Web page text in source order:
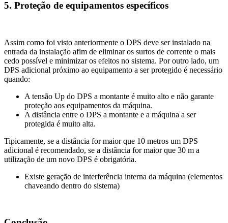
5. Proteção de equipamentos específicos
Assim como foi visto anteriormente o DPS deve ser instalado na
entrada da instalação afim de eliminar os surtos de corrente o mais
cedo possível e minimizar os efeitos no sistema. Por outro lado, um
DPS adicional próximo ao equipamento a ser protegido é necessário
quando:
A tensão Up do DPS a montante é muito alto e não garante
proteção aos equipamentos da máquina.
A distância entre o DPS a montante e a máquina a ser
protegida é muito alta.
Tipicamente, se a distância for maior que 10 metros um DPS
adicional é recomendado, se a distância for maior que 30 m a
utilização de um novo DPS é obrigatória.
Existe geração de interferência interna da máquina (elementos
chaveando dentro do sistema)